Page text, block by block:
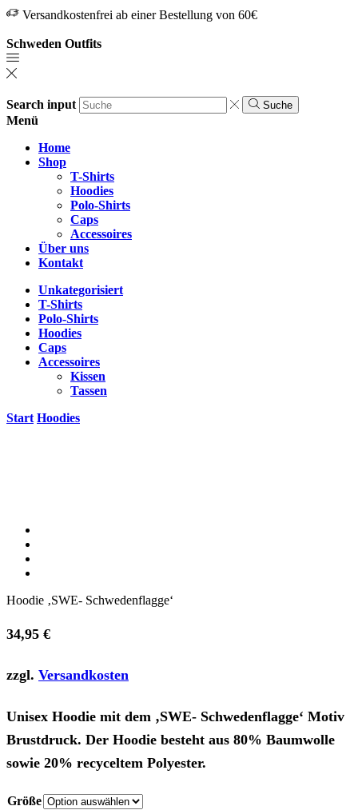
Versandkostenfrei ab einer Bestellung von 60€
Schweden Outfits
Search input Suche
Menü
Home
Shop
T-Shirts
Hoodies
Polo-Shirts
Caps
Accessoires
Über uns
Kontakt
Unkategorisiert
T-Shirts
Polo-Shirts
Hoodies
Caps
Accessoires
Kissen
Tassen
Start Hoodies
Hoodie ‚SWE- Schwedenflagge‘
34,95 €
zzgl. Versandkosten
Unisex Hoodie mit dem ‚SWE- Schwedenflagge‘ Motiv
Brustdruck. Der Hoodie besteht aus 80% Baumwolle
sowie 20% recyceltem Polyester.
Größe